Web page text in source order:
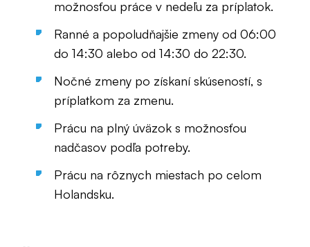
možnosťou práce v nedeľu za príplatok.
Ranné a popoludňajšie zmeny od 06:00
do 14:30 alebo od 14:30 do 22:30.
Nočné zmeny po získaní skúseností, s
príplatkom za zmenu.
Prácu na plný úväzok s možnosťou
nadčasov podľa potreby.
Prácu na rôznych miestach po celom
Holandsku.